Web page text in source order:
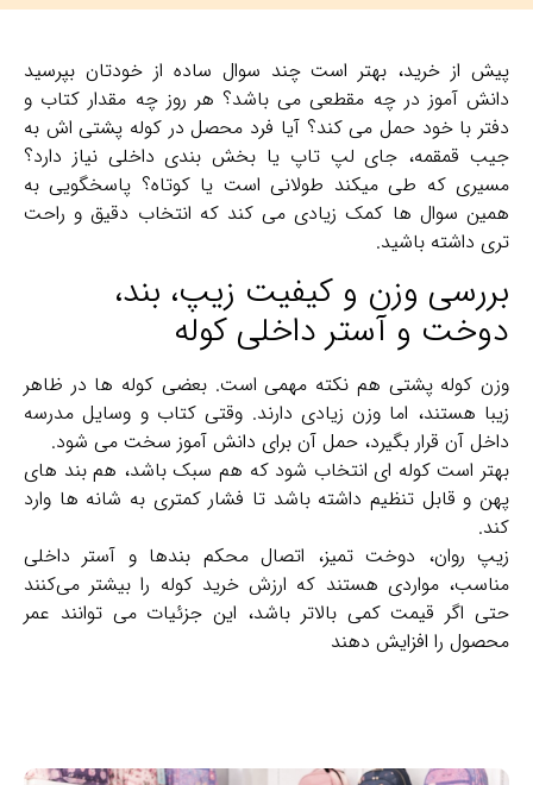
پیش از خرید، بهتر است چند سوال ساده از خودتان بپرسید
دانش‌ آموز در چه مقطعی می باشد؟ هر روز چه مقدار کتاب و
دفتر با خود حمل می‌ کند؟ آیا فرد محصل در کوله پشتی اش به
جیب قمقمه، جای لپ ‌تاپ یا بخش‌ بندی داخلی نیاز دارد؟
مسیری که طی میکند طولانی است یا کوتاه؟ پاسخگویی به
همین سوال‌ ها کمک زیادی می‌ کند که انتخاب دقیق‌ و راحت
تری داشته باشید.
بررسی وزن و کیفیت زیپ، بند،
دوخت و آستر داخلی کوله
وزن کوله پشتی هم نکته مهمی است. بعضی کوله ‌ها در ظاهر
زیبا هستند، اما وزن زیادی دارند. وقتی کتاب و وسایل مدرسه
داخل آن قرار بگیرد، حمل آن برای دانش‌ آموز سخت می‌ شود.
بهتر است کوله‌ ای انتخاب شود که هم سبک باشد، هم بند های
پهن و قابل تنظیم داشته باشد تا فشار کمتری به شانه ‌ها وارد
کند.
زیپ روان، دوخت تمیز، اتصال محکم بندها و آستر داخلی
مناسب، مواردی هستند که ارزش خرید کوله را بیشتر می‌کنند
حتی اگر قیمت کمی بالاتر باشد، این جزئیات می‌ توانند عمر
محصول را افزایش دهند